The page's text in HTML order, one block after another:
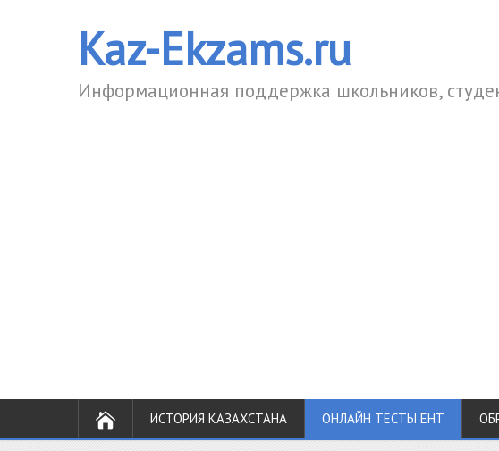
Kaz-Ekzams.ru
Информационная поддержка школьников,
ИСТОРИЯ КАЗАХСТАНА ОНЛАЙН ТЕСТЫ ЕНТ